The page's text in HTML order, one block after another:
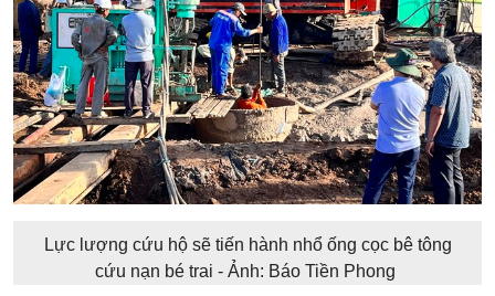
Lực lượng cứu hộ sẽ tiến hành nhổ ống cọc bê tông
cứu nạn bé trai - Ảnh: Báo Tiền Phong